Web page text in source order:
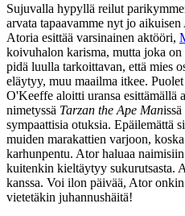
Sujuvalla hypyllä reilut
arvata tapaavamme nyt jo
Atoria esittää varsinainen aktööri,
koivuhalon karisma, mutta joka
pidä luulla tarkoittavan, että mies
eläytyy, muu maailma itkee.
O'Keeffe aloitti uransa esittämällä
nimetyssä Tarzan the Ape Man
sympaattisia otuksia. Epäilemättä
muiden marakattien varjoon, koska
karhunpentu. Ator haluaa
kuitenkin kieltäytyy sukurutsasta.
kanssa. Voi ilon päivää, Ator
vietetäkin juhannushäitä!